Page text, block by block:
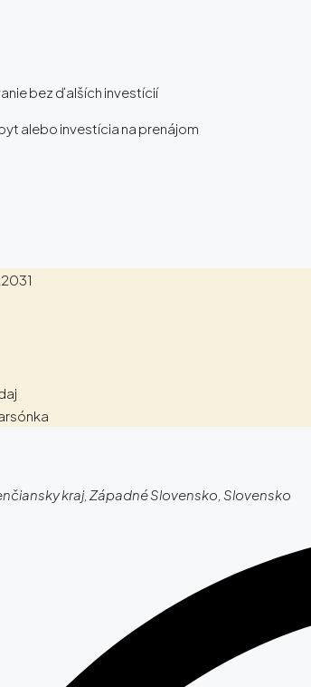
bez ďalších investícií
alebo investícia na prenájom
kraj, Západné Slovensko, Slovensko